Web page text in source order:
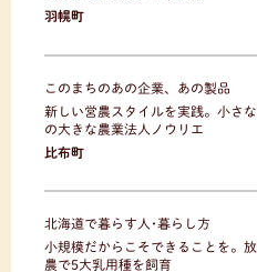
羽幌町
このまちのあの企業、あの製品
新しい営農スタイルを実践。小さ
の大きな農業法人ノウリエ
比布町
北海道で暮らす人･暮らし方
小規模だからこそできることを。
農で5大乳用種を飼育